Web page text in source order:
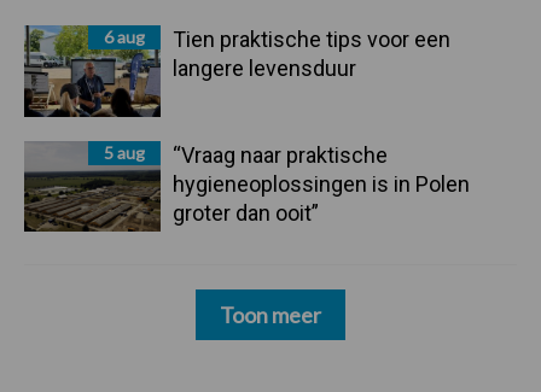
6 aug
Tien praktische tips voor een
langere levensduur
5 aug
“Vraag naar praktische
hygieneoplossingen is in Polen
groter dan ooit”
Toon meer